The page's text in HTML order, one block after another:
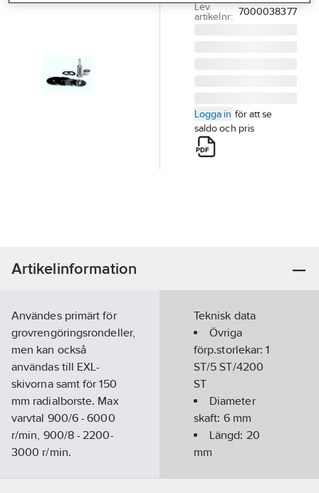
Lev.
artikelnr: 7000038377
Logga in för att se
saldo och pris
Artikelinformation
Användes primärt för
grovrengöringsrondeller,
men kan också
användas till EXL-
skivorna samt för 150
mm radialborste. Max
varvtal 900/6 - 6000
r/min, 900/8 - 2200-
3000 r/min.
Teknisk data
Övriga
förp.storlekar:1
ST/5 ST/4200
ST
Diameter
skaft: 6mm
Längd: 20
mm